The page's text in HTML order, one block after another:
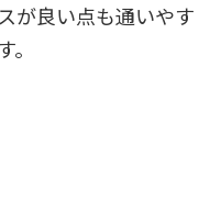
が良い点も通いやす